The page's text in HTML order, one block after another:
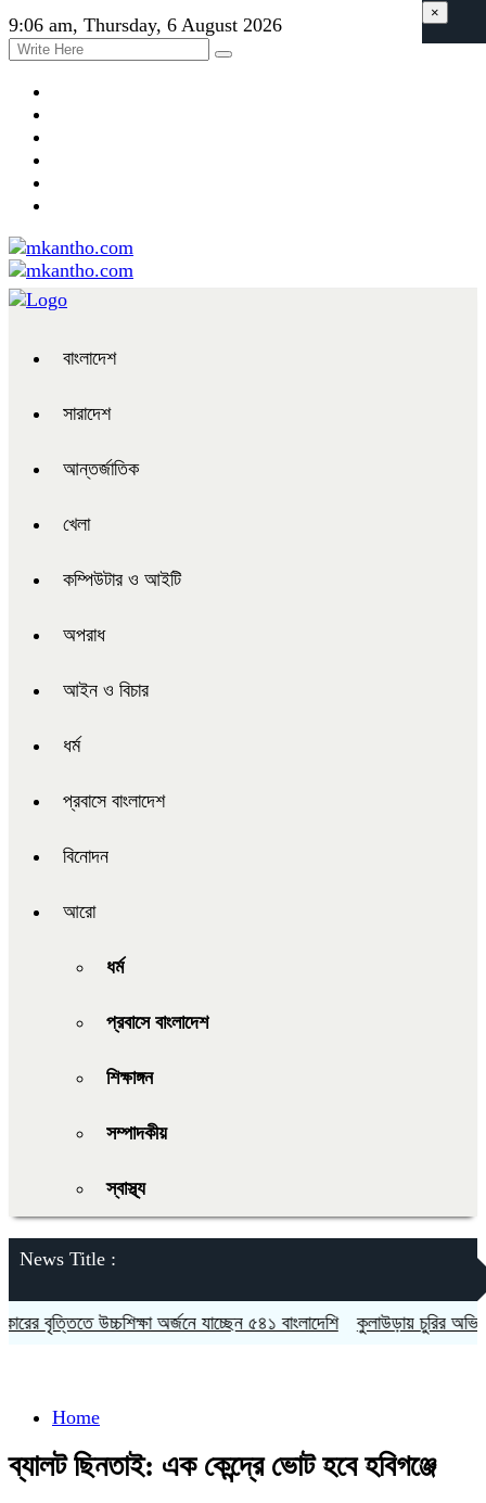
9:06 am, Thursday, 6 August 2026
বাংলাদেশ
সারাদেশ
আন্তর্জাতিক
খেলা
কম্পিউটার ও আইটি
অপরাধ
আইন ও বিচার
ধর্ম
প্রবাসে বাংলাদেশ
বিনোদন
আরো
ধর্ম
প্রবাসে বাংলাদেশ
শিক্ষাঙ্গন
সম্পাদকীয়
স্বাস্থ্য
News Title :
বৃত্তিতে উচ্চশিক্ষা অর্জনে যাচ্ছেন ৫৪১ বাংলাদেশি কুলাউড়ায় চুরির
×
Home
ব্যালট ছিনতাই: এক কেন্দ্রে ভোট হবে হবিগঞ্জে